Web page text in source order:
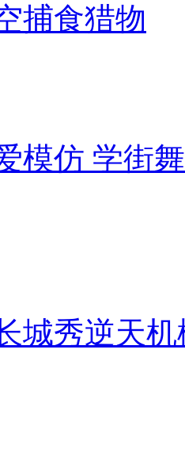
捕食猎物
模仿 学街
城秀逆天机